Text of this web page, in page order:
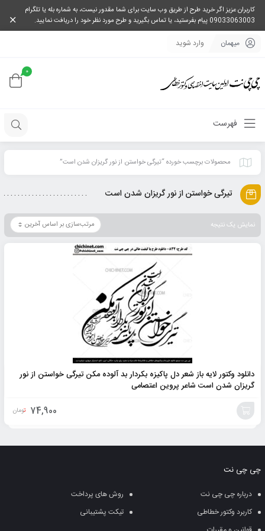
کاربران عزیز اگر خرید طرح از طریق وب سایت برای شما مقدور نیست، به شماره بله یا تلگرام
09033063003 پیام بفرستید، یا تماس بگیرید و طرح مورد نظر خود را دریافت نمایید.
میهمان وارد شوید
0
فهرست
محصولات برچسب خورده “تیرگی خواستن از نور گریزان شدن است”
تیرگی خواستن از نور گریزان شدن است
نمایش یک نتیجه
دانلود وکتور لایه باز شعر دل پاکیزه بکردار بد آلوده مکن تیرگی خواستن از نور
گریزان شدن است شاعر پروین اعتصامی
74,900 تومان
سبد
چی چی نت
درباره چی چی نت
روش های پرداخت
کاربرد وکتور خطاطی
تیکت پشتیبانی